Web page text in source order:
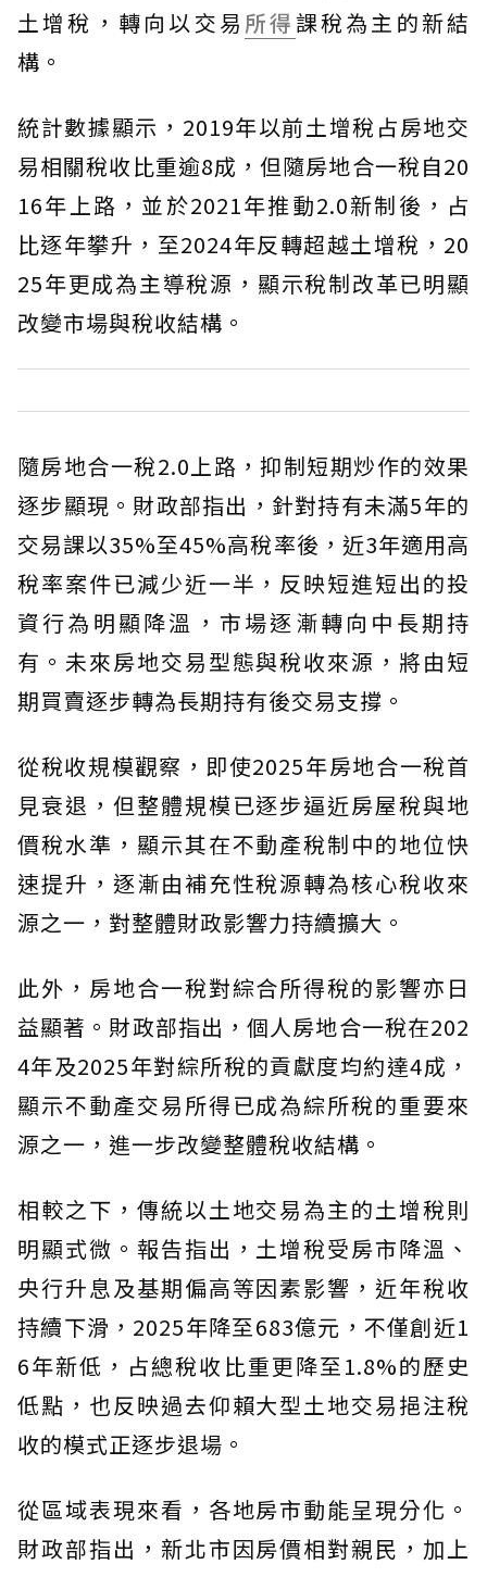
土增稅，轉向以交易 所得課稅為主的新結
構。
統計數據顯示，2019年以前土增稅占房地交
易相關稅收比重逾8成，但隨房地合一稅自20
16年上路，並於2021年推動2.0新制後，占
比逐年攀升，至2024年反轉超越土增稅，20
25年更成為主導稅源，顯示稅制改革已明顯
改變市場與稅收結構。
隨房地合一稅2.0上路，抑制短期炒作的效果
逐步顯現。財政部指出，針對持有未滿5年的
交易課以35%至45%高稅率後，近3年適用高
稅率案件已減少近一半，反映短進短出的投
資行為明顯降溫，市場逐漸轉向中長期持
有。未來房地交易型態與稅收來源，將由短
期買賣逐步轉為長期持有後交易支撐。
從稅收規模觀察，即使2025年房地合一稅首
見衰退，但整體規模已逐步逼近房屋稅與地
價稅水準，顯示其在不動產稅制中的地位快
速提升，逐漸由補充性稅源轉為核心稅收來
源之一，對整體財政影響力持續擴大。
此外，房地合一稅對綜合所得稅的影響亦日
益顯著。財政部指出，個人房地合一稅在202
4年及2025年對綜所稅的貢獻度均約達4成，
顯示不動產交易所得已成為綜所稅的重要來
源之一，進一步改變整體稅收結構。
相較之下，傳統以土地交易為主的土增稅則
明顯式微。報告指出，土增稅受房市降溫、
央行升息及基期偏高等因素影響，近年稅收
持續下滑，2025年降至683億元，不僅創近1
6年新低，占總稅收比重更降至1.8%的歷史
低點，也反映過去仰賴大型土地交易挹注稅
收的模式正逐步退場。
從區域表現來看，各地房市動能呈現分化。
財政部指出，新北市因房價相對親民，加上